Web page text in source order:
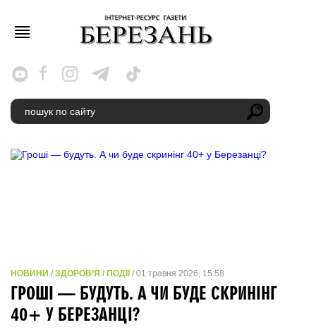
НОВИНИ / ЗДОРОВ’Я / ПОДІЇ / 01 травня 2026, 15:58
ГРОШІ — БУДУТЬ. А ЧИ БУДЕ СКРИНІНГ
40+ У БЕРЕЗАНЦІ?